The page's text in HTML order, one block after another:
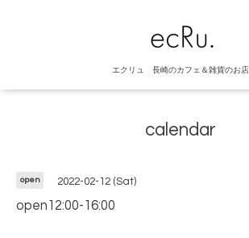
エクリュ 長崎のカフェ＆雑貨のお店
calendar
open 2022-02-12 (Sat)
open12:00-16:00